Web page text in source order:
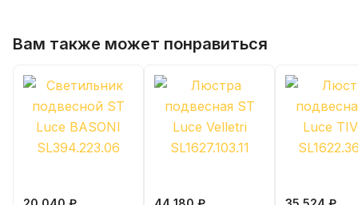
Вам также может понравиться